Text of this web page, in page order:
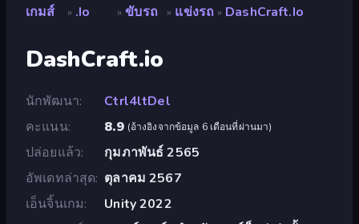
เกมส์ » .io » ขับรถ » แข่งรถ » DashCraft.io
DashCraft.io
นักพัฒนา
Ctrl4ltDel
คะแนน
8.9 (อ้างอิงจากข้อมูล 6 เดือนที่ผ่านมา)
ปล่อยแล้ว
กุมภาพันธ์ 2565
อัพเดทล่าสุด ตุลาคม 2567
เอ็นจิ้นเกม
Unity 2022